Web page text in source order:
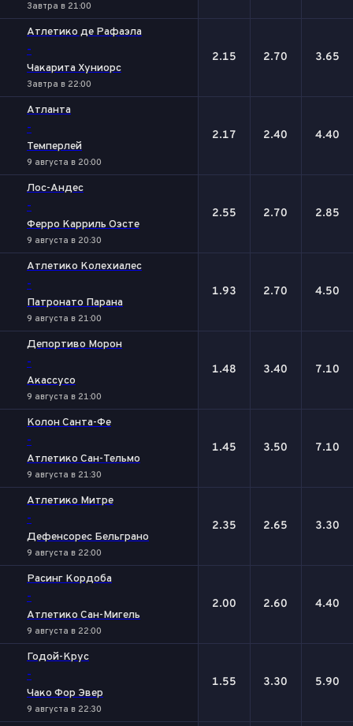
Завтра в 21:00
Атлетико де Рафаэла
-
Чакарита Хуниорс
Завтра в 22:00
2.15 2.70 3.65
Атланта
-
Темперлей
9 августа в 20:00
2.17 2.40 4.40
Лос-Андес
-
Ферро Карриль Оэсте
9 августа в 20:30
2.55 2.70 2.85
Атлетико Колехиалес
-
Патронато Парана
9 августа в 21:00
1.93 2.70 4.50
Депортиво Морон
-
Акассусо
9 августа в 21:00
1.48 3.40 7.10
Колон Санта-Фе
-
Атлетико Сан-Тельмо
9 августа в 21:30
1.45 3.50 7.10
Атлетико Митре
-
Дефенсорес Бельграно
9 августа в 22:00
2.35 2.65 3.30
Расинг Кордоба
-
Атлетико Сан-Мигель
9 августа в 22:00
2.00 2.60 4.40
Годой-Крус
-
Чако Фор Эвер
9 августа в 22:30
1.55 3.30 5.90